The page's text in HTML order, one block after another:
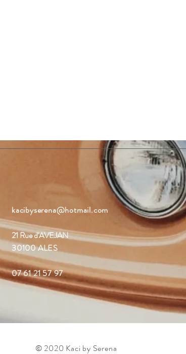
kacibyserena@hotmail.com
21 Rue d'AVEJAN
30100 ALES
07 61 21 57 97
© 2020 Kaci by Serena